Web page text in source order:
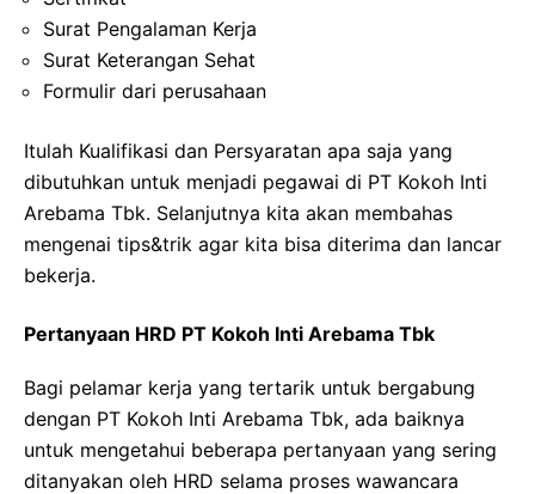
Surat Pengalaman Kerja
Surat Keterangan Sehat
Formulir dari perusahaan
Itulah Kualifikasi dan Persyaratan apa saja yang
dibutuhkan untuk menjadi pegawai di PT Kokoh Inti
Arebama Tbk. Selanjutnya kita akan membahas
mengenai tips&trik agar kita bisa diterima dan lancar
bekerja.
Pertanyaan HRD PT Kokoh Inti Arebama Tbk
Bagi pelamar kerja yang tertarik untuk bergabung
dengan PT Kokoh Inti Arebama Tbk, ada baiknya
untuk mengetahui beberapa pertanyaan yang sering
ditanyakan oleh HRD selama proses wawancara